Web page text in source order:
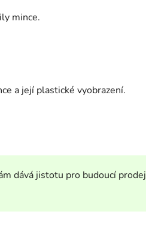
mince.
a její plastické vyobrazení.
dává jistotu pro budoucí prodej